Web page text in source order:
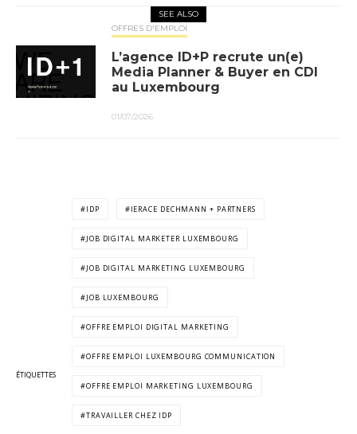
SEE ALSO
OFFRES D'EMPLOI
L’agence ID+P recrute un(e)
Media Planner & Buyer en CDI
au Luxembourg
01/07/2026
ÉTIQUETTES
IDP IERACE DECHMANN + PARTNERS
JOB DIGITAL MARKETER LUXEMBOURG
JOB DIGITAL MARKETING LUXEMBOURG
JOB LUXEMBOURG
OFFRE EMPLOI DIGITAL MARKETING
OFFRE EMPLOI LUXEMBOURG COMMUNICATION
OFFRE EMPLOI MARKETING LUXEMBOURG
TRAVAILLER CHEZ IDP